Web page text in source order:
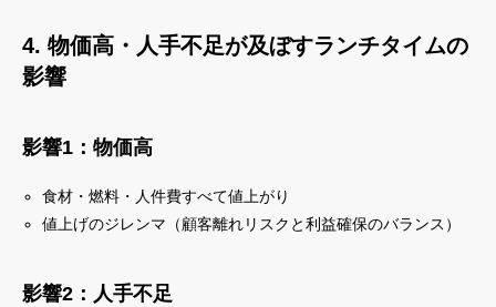
4. 物価高・人手不足が及ぼすランチタイムの
影響
影響1：物価高
食材・燃料・人件費すべて値上がり
値上げのジレンマ（顧客離れリスクと利益確保のバランス）
影響2：人手不足